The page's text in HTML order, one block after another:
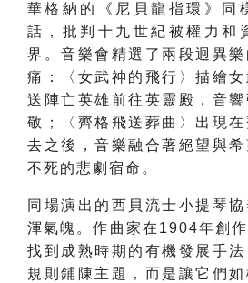
華格納的《尼貝龍指環》同
話，批判十九世紀被權力和
界。音樂會精選了兩段迥異
痛：〈女武神的飛行〉描繪
送陣亡英雄前往英靈殿，音
敬；〈齊格飛送葬曲〉出現
去之後，音樂融合著絕望與
不死的悲劇宿命。
同場演出的西貝流士小提琴
渾氣魄。作曲家在1904年創
找到成熟時期的有機發展手
規則鋪陳主題，而是讓它們